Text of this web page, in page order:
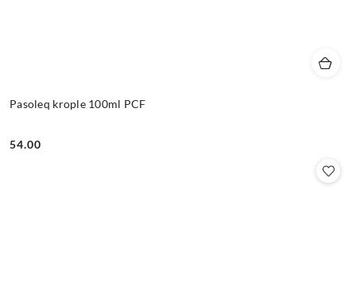
Pasoleq krople 100ml PCF
Cena:
54.00